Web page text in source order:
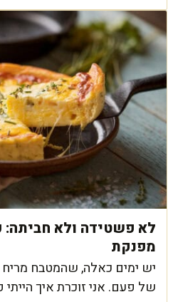
לא פשטידה ולא חביתה:
מפנקת
יש ימים כאלה, שהמטבח
של פעם. אני זוכרת איך